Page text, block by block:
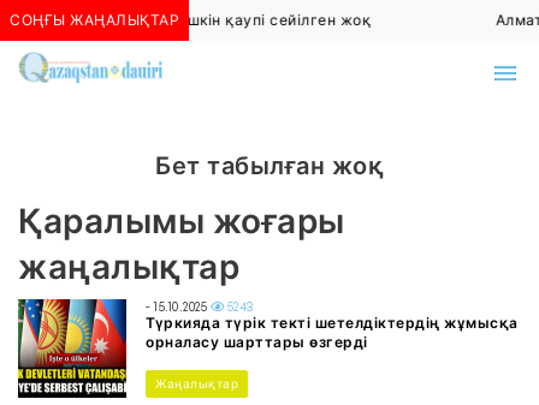
СОҢҒЫ ЖАҢАЛЫҚТАР
Алматыда көшкін қаупі сейілген жоқ
Бет табылған жоқ
Қаралымы жоғары
жаңалықтар
- 15.10.2025 5243
Түркияда түрік текті шетелдіктердің жұмысқа
орналасу шарттары өзгерді
Жаңалықтар